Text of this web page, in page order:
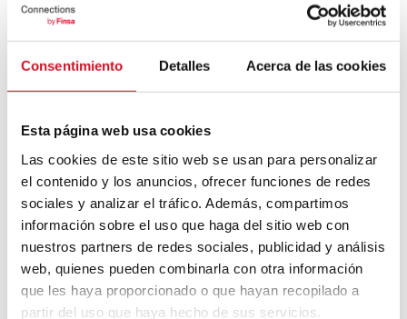
Consentimiento Detalles Acerca de las cookies
Esta página web usa cookies
Las cookies de este sitio web se usan para personalizar
el contenido y los anuncios, ofrecer funciones de redes
sociales y analizar el tráfico. Además, compartimos
información sobre el uso que haga del sitio web con
nuestros partners de redes sociales, publicidad y análisis
web, quienes pueden combinarla con otra información
que les haya proporcionado o que hayan recopilado a
partir del uso que haya hecho de sus servicios.
aparición de los primeros computadores”
indica Alejandro Pozas-Kerstjens,
investigador del Instituto de Ciencias
Fotónicas de Barcelonaen declaraciones a
la BBC. Sus aplicaciones en la vida real
serán innumerables. “Desde permitirnos